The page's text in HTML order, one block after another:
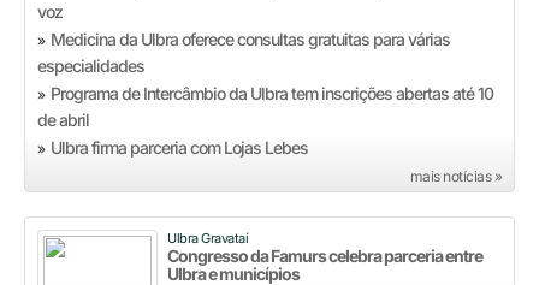
voz
» Medicina da Ulbra oferece consultas gratuitas para várias
especialidades
» Programa de Intercâmbio da Ulbra tem inscrições abertas até 10
de abril
» Ulbra firma parceria com Lojas Lebes
mais notícias »
Ulbra Gravataí
Congresso da Famurs celebra parceria entre
Ulbra e municípios